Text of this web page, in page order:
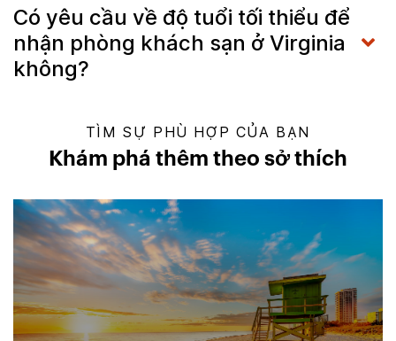
Có yêu cầu về độ tuổi tối thiểu để
nhận phòng khách sạn ở Virginia
không?
TÌM SỰ PHÙ HỢP CỦA BẠN
Khám phá thêm theo sở thích